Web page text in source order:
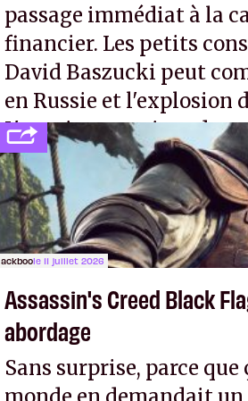
passage immédiat à la
financier. Les petits cons
David Baszucki peut
en Russie et l'explosion
L'avenir appartient
jamais que des enfants
ackboole 11 juillet 2026
Assassin's Creed Black
abordage
Sans surprise, parce